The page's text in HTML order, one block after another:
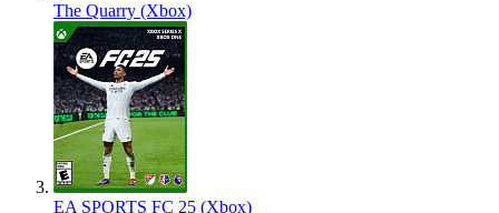
The Quarry (Xbox)
EA SPORTS FC 25 (Xbox)